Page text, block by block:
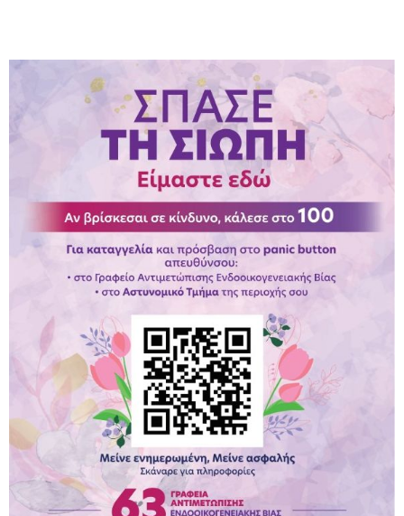
Παραμένουμε Προσεκτικοί